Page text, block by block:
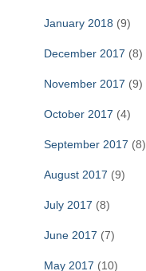
January 2018 (9)
December 2017 (8)
November 2017 (9)
October 2017 (4)
September 2017 (8)
August 2017 (9)
July 2017 (8)
June 2017 (7)
May 2017 (10)